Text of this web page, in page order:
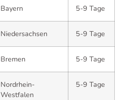
Bayern 5-9 Tage
Niedersachsen 5-9 Tage
Bremen 5-9 Tage
Nordrhein-
Westfalen
5-9 Tage